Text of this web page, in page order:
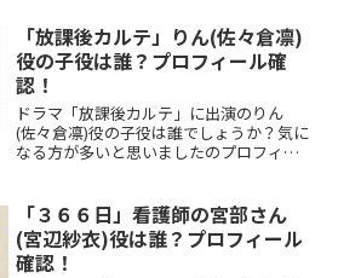
「放課後カルテ」りん(佐々倉凛)
役の子役は誰？プロフィール確
認！
ドラマ「放課後カルテ」に出演のりん
(佐々倉凛)役の子役は誰でしょうか？気に
なる方が多いと思いましたのプロフィー
「３６６日」看護師の宮部さん
(宮辺紗衣)役は誰？プロフィール
確認！